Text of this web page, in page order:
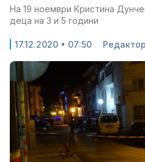
На 19 ноември Кристина
деца на 3 и 5 години
17.12.2020 • 07:50